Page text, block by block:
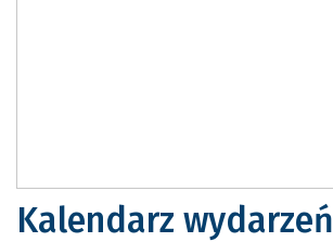
Kalendarz wydarzeń